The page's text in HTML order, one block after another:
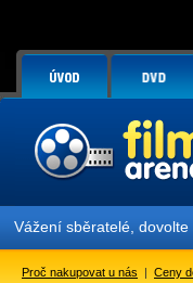
Vážení sběratelé,
Proč nakupovat u nás | Ceny